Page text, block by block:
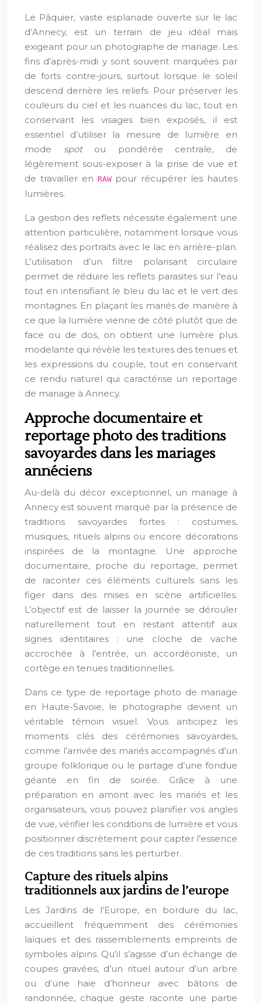
Le Pâquier, vaste esplanade ouverte sur le lac
d’Annecy, est un terrain de jeu idéal mais
exigeant pour un photographe de mariage. Les
fins d’après-midi y sont souvent marquées par
de forts contre-jours, surtout lorsque le soleil
descend derrière les reliefs. Pour préserver les
couleurs du ciel et les nuances du lac, tout en
conservant les visages bien exposés, il est
essentiel d’utiliser la mesure de lumière en
mode spotou pondérée centrale, de
légèrement sous-exposer à la prise de vue et
de travailler en RAWpour récupérer les hautes
lumières.
La gestion des reflets nécessite également une
attention particulière, notamment lorsque vous
réalisez des portraits avec le lac en arrière-plan.
L’utilisation d’un filtre polarisant circulaire
permet de réduire les reflets parasites sur l’eau
tout en intensifiant le bleu du lac et le vert des
montagnes. En plaçant les mariés de manière à
ce que la lumière vienne de côté plutôt que de
face ou de dos, on obtient une lumière plus
modelante qui révèle les textures des tenues et
les expressions du couple, tout en conservant
ce rendu naturel qui caractérise un reportage
de mariage à Annecy.
Approche documentaire et
reportage photo des traditions
savoyardes dans les mariages
annéciens
Au-delà du décor exceptionnel, un mariage à
Annecy est souvent marqué par la présence de
traditions savoyardes fortes : costumes,
musiques, rituels alpins ou encore décorations
inspirées de la montagne. Une approche
documentaire, proche du reportage, permet
de raconter ces éléments culturels sans les
figer dans des mises en scène artificielles.
L’objectif est de laisser la journée se dérouler
naturellement tout en restant attentif aux
signes identitaires : une cloche de vache
accrochée à l’entrée, un accordéoniste, un
cortège en tenues traditionnelles.
Dans ce type de reportage photo de mariage
en Haute-Savoie, le photographe devient un
véritable témoin visuel. Vous anticipez les
moments clés des cérémonies savoyardes,
comme l’arrivée des mariés accompagnés d’un
groupe folklorique ou le partage d’une fondue
géante en fin de soirée. Grâce à une
préparation en amont avec les mariés et les
organisateurs, vous pouvez planifier vos angles
de vue, vérifier les conditions de lumière et vous
positionner discrètement pour capter l’essence
de ces traditions sans les perturber.
Capture des rituels alpins
traditionnels aux jardins de l’europe
Les Jardins de l’Europe, en bordure du lac,
accueillent fréquemment des cérémonies
laïques et des rassemblements empreints de
symboles alpins. Qu’il s’agisse d’un échange de
coupes gravées, d’un rituel autour d’un arbre
ou d’une haie d’honneur avec bâtons de
randonnée, chaque geste raconte une partie